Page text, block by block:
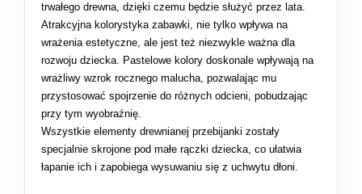
trwałego drewna, dzięki czemu będzie służyć przez lata.
Atrakcyjna kolorystyka zabawki, nie tylko wpływa na
wrażenia estetyczne, ale jest też niezwykle ważna dla
rozwoju dziecka. Pastelowe kolory doskonale wpływają na
wrażliwy wzrok rocznego malucha, pozwalając mu
przystosować spojrzenie do różnych odcieni, pobudzając
przy tym wyobraźnię.
Wszystkie elementy drewnianej przebijanki zostały
specjalnie skrojone pod małe rączki dziecka, co ułatwia
łapanie ich i zapobiega wysuwaniu się z uchwytu dłoni.